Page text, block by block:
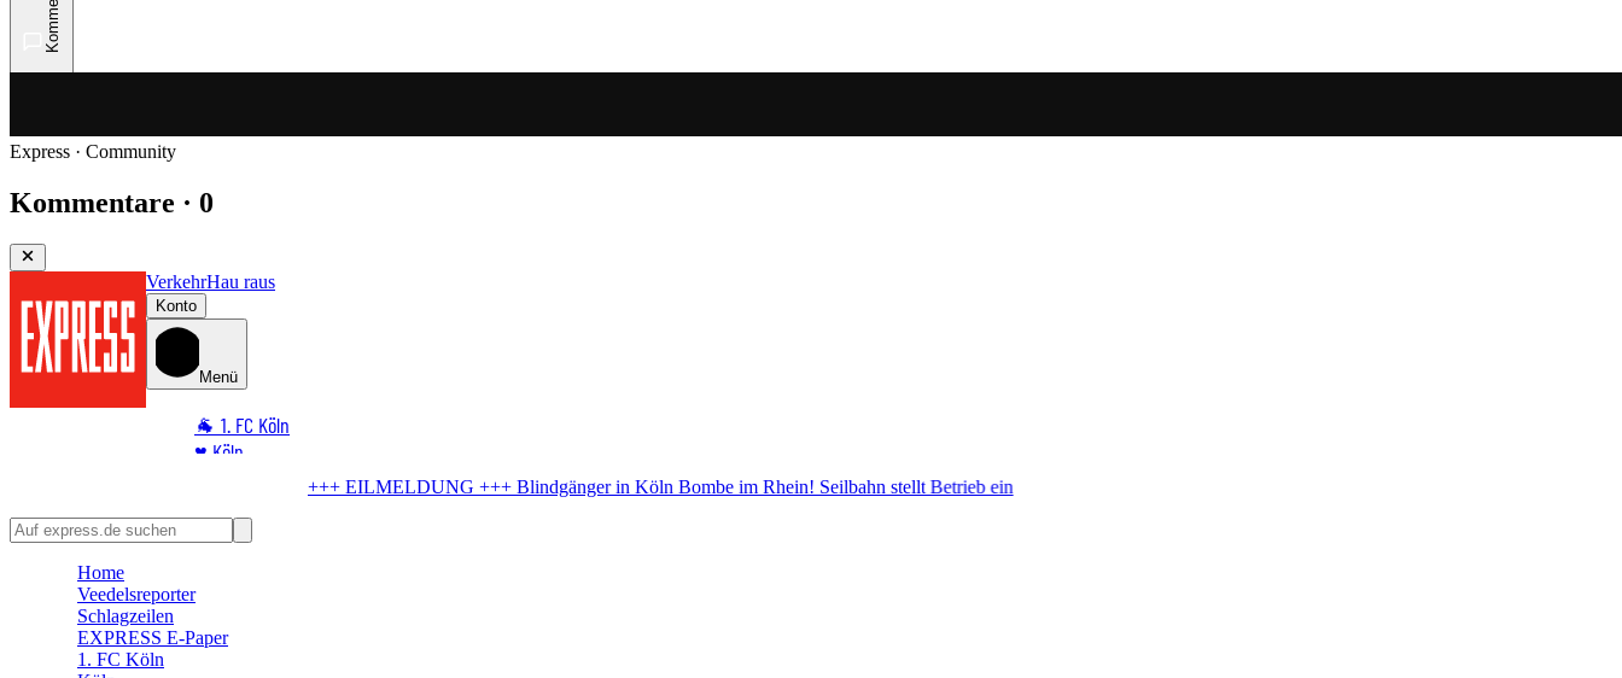
Express · Community
Kommentare · 0
VerkehrHau raus
Konto
Menü
🐐 1. FC Köln
♥️ Köln
🏆 Sport
🛒 Shoppingwelt
Bombe im Rhein! Seilbahn stellt Betrieb ein
Home
Veedelsreporter
Schlagzeilen
EXPRESS E-Paper
1. FC Köln